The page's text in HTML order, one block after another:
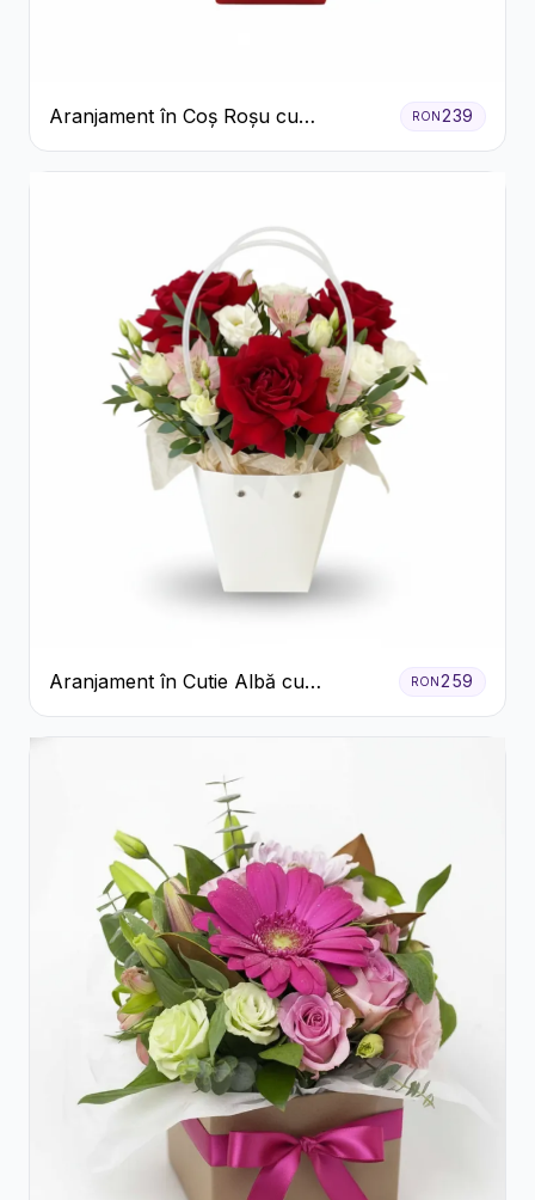
Aranjament în Coș Roșu cu
Trandafiri și Crizanteme Albe
RON239
Aranjament în Cutie Albă cu
Trandafiri Roșii și Lisianthus
RON259